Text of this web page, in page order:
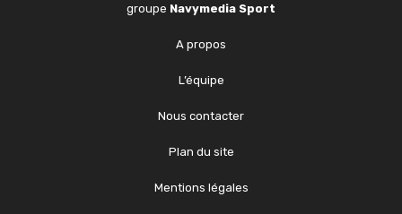
groupe Navymedia Sport
A propos
L’équipe
Nous contacter
Plan du site
Mentions légales